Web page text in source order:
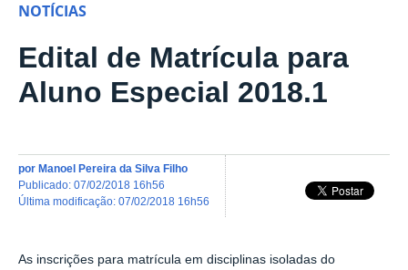
NOTÍCIAS
Edital de Matrícula para
Aluno Especial 2018.1
por Manoel Pereira da Silva Filho
publicado: 07/02/2018 16h56
última modificação: 07/02/2018 16h56
As inscrições para matrícula em disciplinas isoladas do